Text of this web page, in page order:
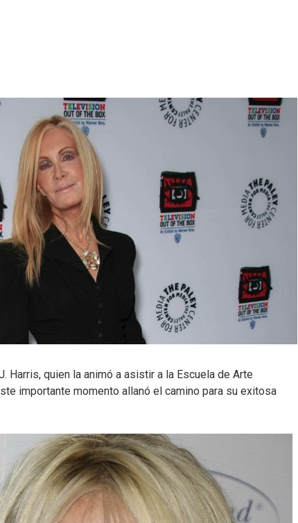
Harris, quien la animó a asistir a la Escuela de Arte
importante momento allanó el camino para su exitosa